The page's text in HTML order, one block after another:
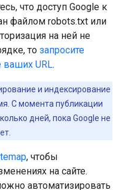
что доступ Google к
файлом robots.txt или
на ней не
то запросите
ваших URL.
и индексирование
С момента публикации
дней, пока Google не
, чтобы
на сайте.
автоматизировать